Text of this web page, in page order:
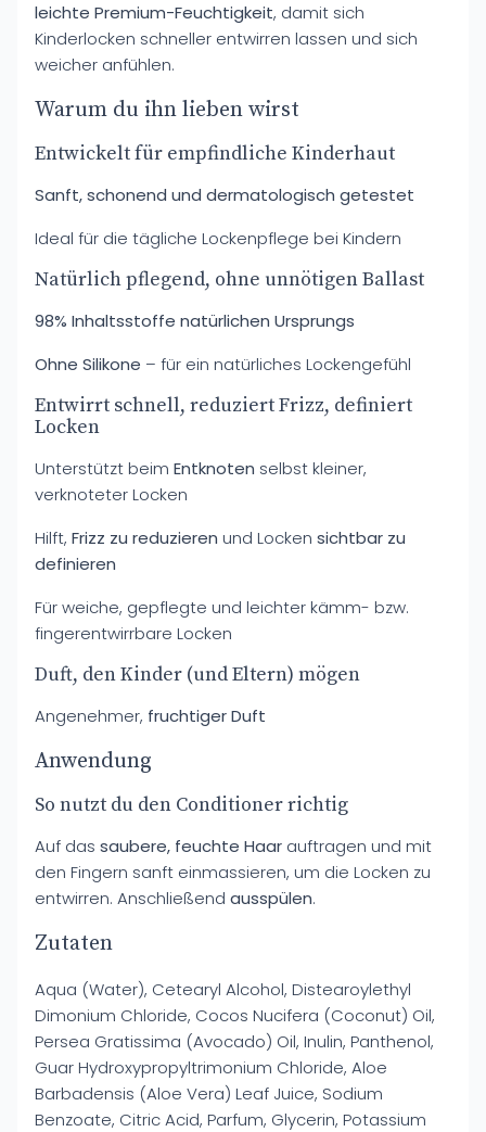
leichte Premium-Feuchtigkeit, damit sich
Kinderlocken schneller entwirren lassen und sich
weicher anfühlen.
Warum du ihn lieben wirst
Entwickelt für empfindliche Kinderhaut
Sanft, schonend und dermatologisch getestet
Ideal für die tägliche Lockenpflege bei Kindern
Natürlich pflegend, ohne unnötigen Ballast
98% Inhaltsstoffe natürlichen Ursprungs
Ohne Silikone – für ein natürliches Lockengefühl
Entwirrt schnell, reduziert Frizz, definiert
Locken
Unterstützt beim Entknoten selbst kleiner,
verknoteter Locken
Hilft, Frizz zu reduzieren und Locken sichtbar zu
definieren
Für weiche, gepflegte und leichter kämm- bzw.
fingerentwirrbare Locken
Duft, den Kinder (und Eltern) mögen
Angenehmer, fruchtiger Duft
Anwendung
So nutzt du den Conditioner richtig
Auf das saubere, feuchte Haar auftragen und mit
den Fingern sanft einmassieren, um die Locken zu
entwirren. Anschließend ausspülen.
Zutaten
Aqua (Water), Cetearyl Alcohol, Distearoylethyl
Dimonium Chloride, Cocos Nucifera (Coconut) Oil,
Persea Gratissima (Avocado) Oil, Inulin, Panthenol,
Guar Hydroxypropyltrimonium Chloride, Aloe
Barbadensis (Aloe Vera) Leaf Juice, Sodium
Benzoate, Citric Acid, Parfum, Glycerin, Potassium